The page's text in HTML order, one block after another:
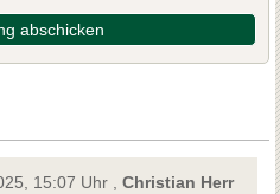
abschicken
15:07 Uhr ,Christian Herr